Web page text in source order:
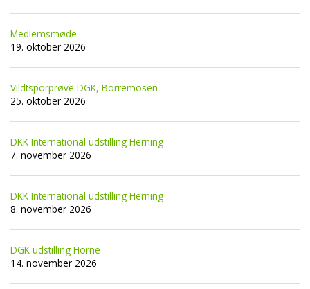
Medlemsmøde
19. oktober 2026
Vildtsporprøve DGK, Borremosen
25. oktober 2026
DKK International udstilling Herning
7. november 2026
DKK International udstilling Herning
8. november 2026
DGK udstilling Horne
14. november 2026